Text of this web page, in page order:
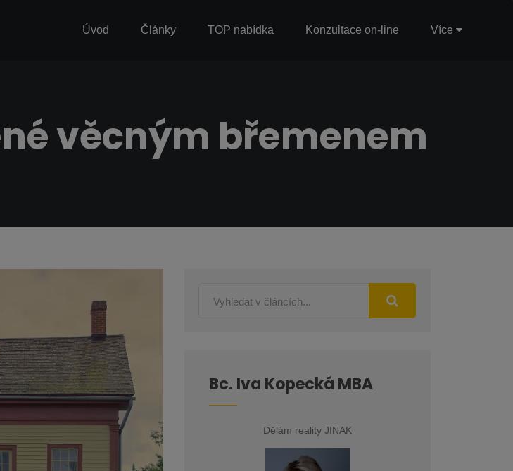
Úvod Články TOP nabídka Konzultace on-line Více
věcným břemenem
Bc. Iva Kopecká MBA
Dělám reality JINAK